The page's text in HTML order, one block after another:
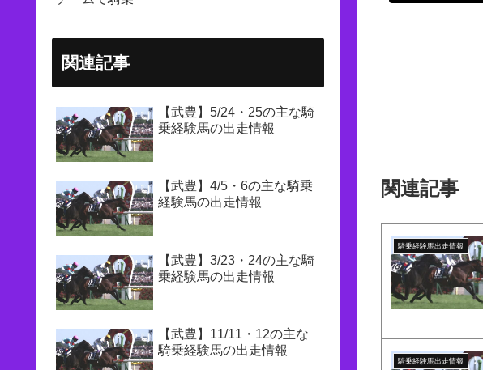
関連記事
騎乗経験馬出走情報
騎乗経験馬出走情報
関連記事
【武豊】5/24・25の主な騎
乗経験馬の出走情報
【武豊】4/5・6の主な騎乗
経験馬の出走情報
【武豊】3/23・24の主な騎
乗経験馬の出走情報
【武豊】11/11・12の主な
騎乗経験馬の出走情報